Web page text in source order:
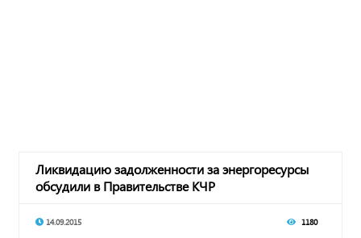
Ликвидацию задолженности за энергоресурсы
обсудили в Правительстве КЧР
14.09.2015 1180